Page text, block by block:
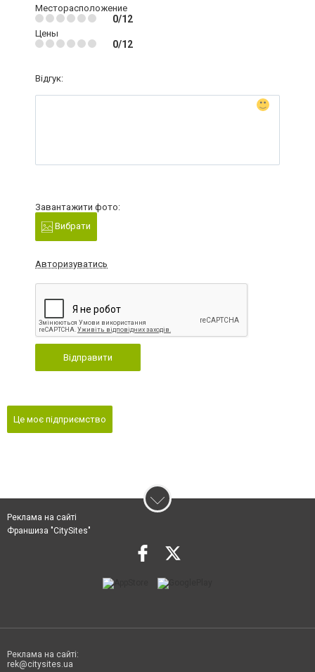
Месторасположение
0/12
Цены
0/12
Відгук:
Завантажити фото:
Вибрати
Авторизуватись
Відправити
Це моє підприємство
Реклама на сайті
Франшиза "CitySites"
Реклама на сайті:
rek@citysites.ua